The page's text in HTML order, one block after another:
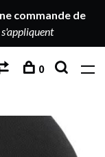
commande de
0